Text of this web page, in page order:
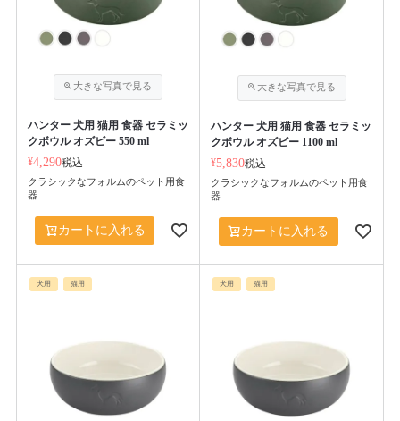
ハンター 犬用 猫用 食器 セラミッ
クボウル オズビー 550 ml
¥4,290税込
クラシックなフォルムのペット用食
器
カートに入れる
ハンター 犬用 猫用 食器 セラミッ
クボウル オズビー 1100 ml
¥5,830税込
クラシックなフォルムのペット用食
器
カートに入れる
犬用 猫用 犬用 猫用